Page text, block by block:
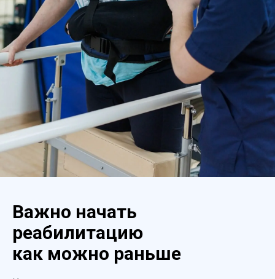
Важно начать
реабилитацию
как можно раньше